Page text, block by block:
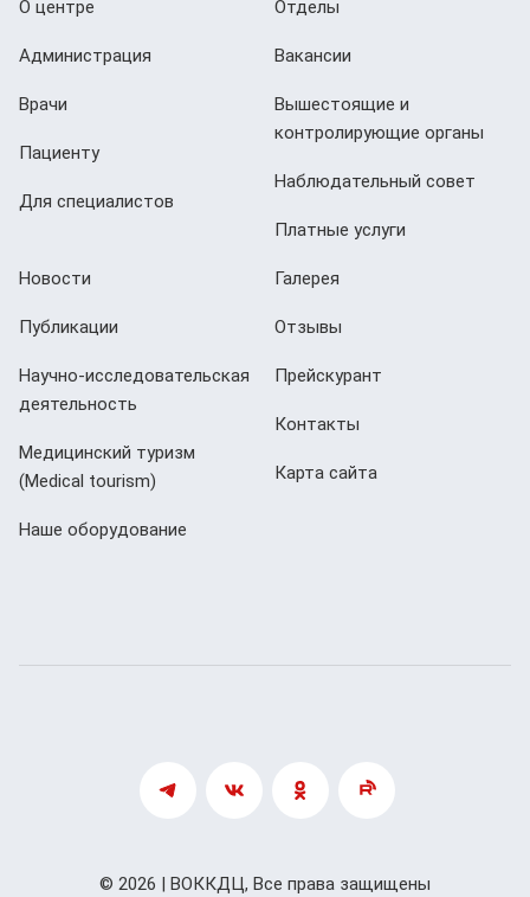
О центре
Администрация
Врачи
Пациенту
Для специалистов
Отделы
Вакансии
Вышестоящие и
контролирующие органы
Наблюдательный совет
Платные услуги
Новости
Публикации
Научно-исследовательская
деятельность
Медицинский туризм
(Мedical tourism)
Наше оборудование
Галерея
Отзывы
Прейскурант
Контакты
Карта сайта
© 2026 | ВОККДЦ, Все права защищены